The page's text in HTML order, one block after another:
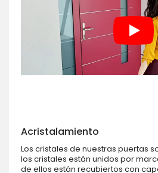
Acristalamiento
Los cristales de nuestras puertas
los cristales están unidos por
de ellos están recubiertos con